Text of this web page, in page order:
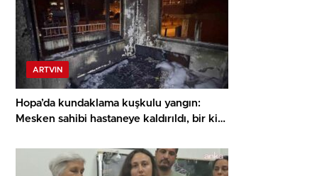
ARTVIN
Hopa’da kundaklama kuşkulu yangın:
Mesken sahibi hastaneye kaldırıldı, bir kişi